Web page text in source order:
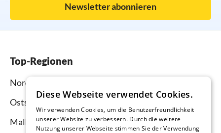
Newsletter abonnieren
Top-Regionen
Nordsee
Ostsee
Mallorca
Diese Webseite verwendet Cookies.
Wir verwenden Cookies, um die Benutzerfreundlichkeit
unserer Website zu verbessern. Durch die weitere
Nutzung unserer Webseite stimmen Sie der Verwendung